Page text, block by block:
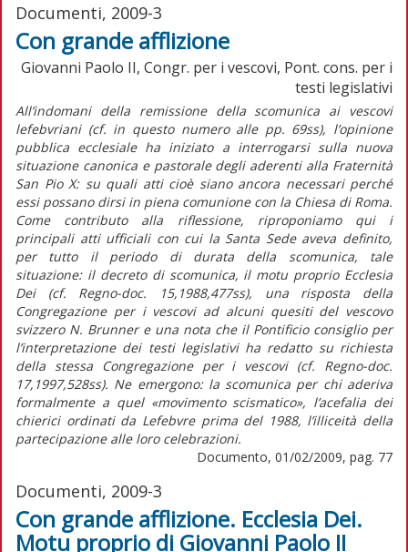
Documenti, 2009-3
Con grande afflizione
Giovanni Paolo II, Congr. per i vescovi, Pont. cons. per i
testi legislativi
All’indomani della remissione della scomunica ai vescovi
lefebvriani (cf. in questo numero alle pp. 69ss), l’opinione
pubblica ecclesiale ha iniziato a interrogarsi sulla nuova
situazione canonica e pastorale degli aderenti alla Fraternità
San Pio X: su quali atti cioè siano ancora necessari perché
essi possano dirsi in piena comunione con la Chiesa di Roma.
Come contributo alla riflessione, riproponiamo qui i
principali atti ufficiali con cui la Santa Sede aveva definito,
per tutto il periodo di durata della scomunica, tale
situazione: il decreto di scomunica, il motu proprio Ecclesia
Dei (cf. Regno-doc. 15,1988,477ss), una risposta della
Congregazione per i vescovi ad alcuni quesiti del vescovo
svizzero N. Brunner e una nota che il Pontificio consiglio per
l’interpretazione dei testi legislativi ha redatto su richiesta
della stessa Congregazione per i vescovi (cf. Regno-doc.
17,1997,528ss). Ne emergono: la scomunica per chi aderiva
formalmente a quel «movimento scismatico», l’acefalia dei
chierici ordinati da Lefebvre prima del 1988, l’illiceità della
partecipazione alle loro celebrazioni.
Documento, 01/02/2009, pag. 77
Documenti, 2009-3
Con grande afflizione. Ecclesia Dei.
Motu proprio di Giovanni Paolo II